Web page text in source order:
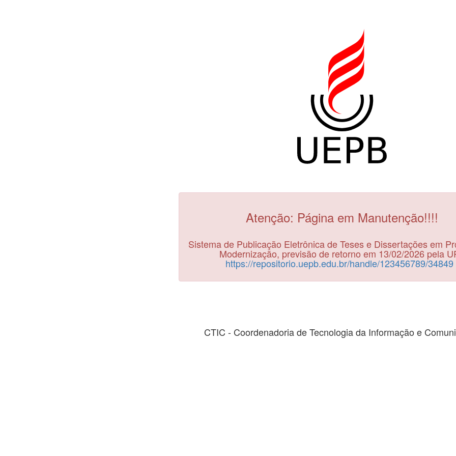
Atenção: Página em Manutenção!!!!
Sistema de Publicação Eletrônica de Teses e Dissertações em
Modernização, previsão de retorno em 13/02/2026 pela
https://repositorio.uepb.edu.br/handle/123456789/34849
CTIC - Coordenadoria de Tecnologia da Informação e